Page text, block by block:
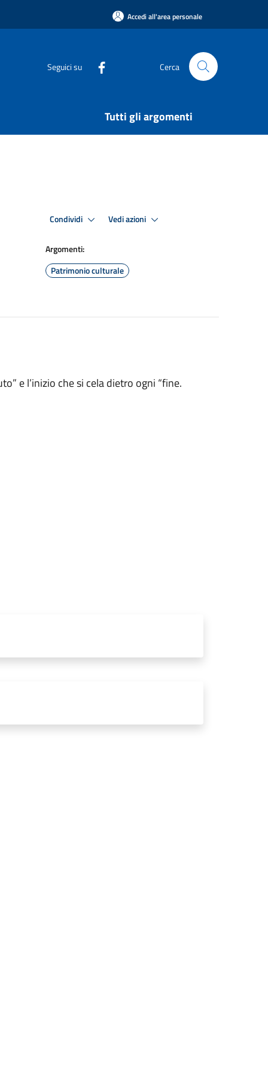
Accedi all'area personale
Seguici su Cerca
Tutti gli argomenti
Condividi Vedi azioni
Argomenti:
Patrimonio culturale
e l’inizio che si cela dietro ogni “fine.